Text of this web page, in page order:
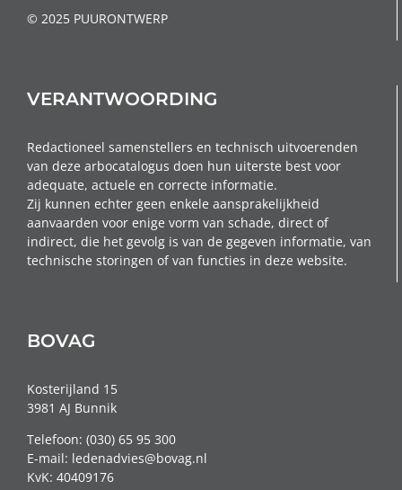
© 2025 PUURONTWERP
VERANTWOORDING
Redactioneel samenstellers en technisch uitvoerenden
van deze arbocatalogus doen hun uiterste best voor
adequate, actuele en correcte informatie.
Zij kunnen echter geen enkele aansprakelijkheid
aanvaarden voor enige vorm van schade, direct of
indirect, die het gevolg is van de gegeven informatie, van
technische storingen of van functies in deze website.
BOVAG
Kosterijland 15
3981 AJ Bunnik
Telefoon: (030) 65 95 300
E-mail: ledenadvies@bovag.nl
KvK: 40409176